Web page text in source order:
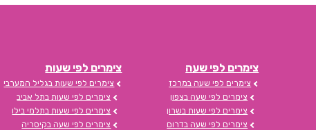
צימרים לפי שעה
צימרים לפי שעה במרכז
צימרים לפי שעה בצפון
צימרים לפי שעות בשרון
צימרים לפי שעה בדרום
צימרים לפי שעות
צימרים לפי שעות בגליל המערבי
צימרים לפי שעות בתל אביב
צימרים לפי שעות בתלמי בילו
צימרים לפי שעה בקיסריה